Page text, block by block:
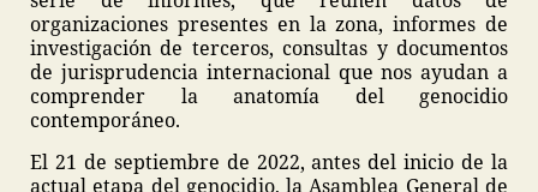
organizaciones presentes en la zona, informes de
investigación de terceros, consultas y documentos
de jurisprudencia internacional que nos ayudan a
comprender la anatomía del genocidio
contemporáneo.
El 21 de septiembre de 2022, antes del inicio de la
actual etapa del genocidio, la Asamblea General de